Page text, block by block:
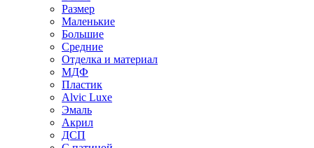
Размер
Маленькие
Большие
Средние
Отделка и материал
МДФ
Пластик
Alvic Luxe
Эмаль
Акрил
ДСП